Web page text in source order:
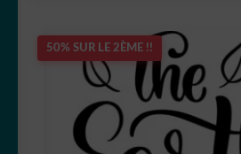
50% SUR LE 2ÈME !!